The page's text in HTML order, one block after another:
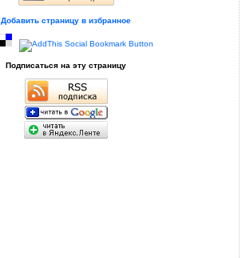
Добавить страницу в избранное
Подписаться на эту страницу